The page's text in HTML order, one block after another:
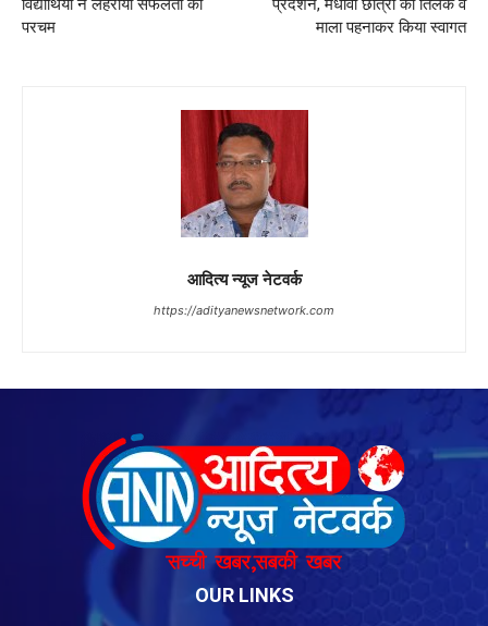
OUR LINKS